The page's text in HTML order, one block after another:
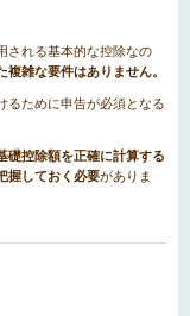
される基本的な控除なの
複雑な要件はありません。
るために申告が必須となる
礎控除額を正確に計算する
握しておく必要がありま